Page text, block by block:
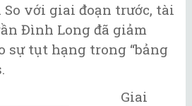
với giai đoạn trước, tài
Đình Long đã giảm
sự tụt hạng trong “bảng
Giai